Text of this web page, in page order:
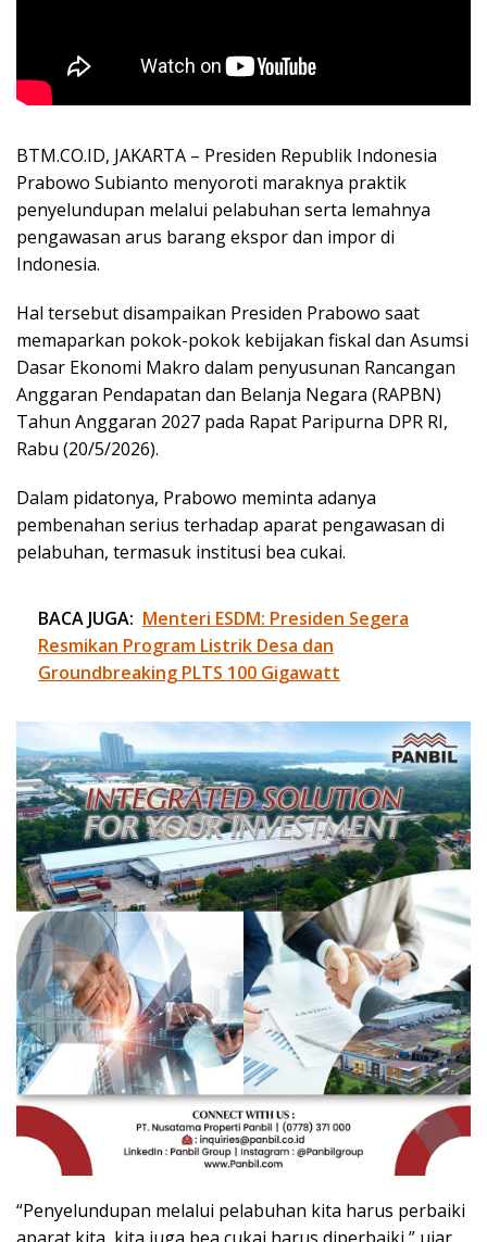
BTM.CO.ID, JAKARTA – Presiden Republik Indonesia
Prabowo Subianto menyoroti maraknya praktik
penyelundupan melalui pelabuhan serta lemahnya
pengawasan arus barang ekspor dan impor di
Indonesia.
Hal tersebut disampaikan Presiden Prabowo saat
memaparkan pokok-pokok kebijakan fiskal dan Asumsi
Dasar Ekonomi Makro dalam penyusunan Rancangan
Anggaran Pendapatan dan Belanja Negara (RAPBN)
Tahun Anggaran 2027 pada Rapat Paripurna DPR RI,
Rabu (20/5/2026).
Dalam pidatonya, Prabowo meminta adanya
pembenahan serius terhadap aparat pengawasan di
pelabuhan, termasuk institusi bea cukai.
BACA JUGA: Menteri ESDM: Presiden Segera
Resmikan Program Listrik Desa dan
Groundbreaking PLTS 100 Gigawatt
“Penyelundupan melalui pelabuhan kita harus perbaiki